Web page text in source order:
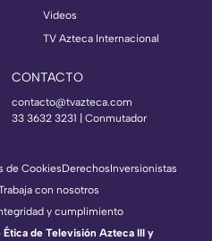
Videos
TV Azteca Internacional
CONTACTO
contacto@tvazteca.com
33 3632 3231 | Conmutador
de CookiesDerechosInversionistas
con nosotros
y cumplimiento
de Televisión Azteca III y